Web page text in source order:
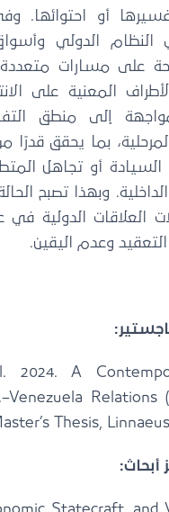
أو احتوائها.
النظام الدولي
على مسارات
المعنية على
إلى منطق
بما يحقق قدرًا
السيادة أو تجاهل
وبهذا تصبح
العلاقات الدولية في
وعدم اليقين.
2024. A
Relations
Thesis,
أبحاث: